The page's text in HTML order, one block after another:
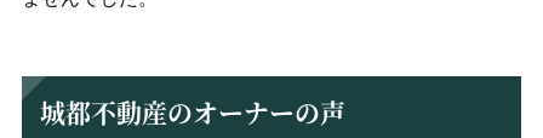
城都不動産のオーナーの声